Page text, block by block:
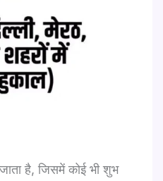
है, जिसमें कोई भी शुभ